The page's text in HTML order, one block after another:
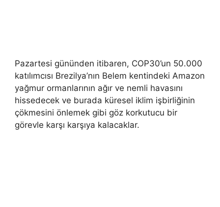
Pazartesi gününden itibaren, COP30’un 50.000
katılımcısı Brezilya’nın Belem kentindeki Amazon
yağmur ormanlarının ağır ve nemli havasını
hissedecek ve burada küresel iklim işbirliğinin
çökmesini önlemek gibi göz korkutucu bir
görevle karşı karşıya kalacaklar.